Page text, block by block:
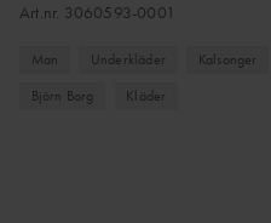
Art.nr. 3060593-0001
Man Underkläder Kalsonger
Björn Borg
Kläder